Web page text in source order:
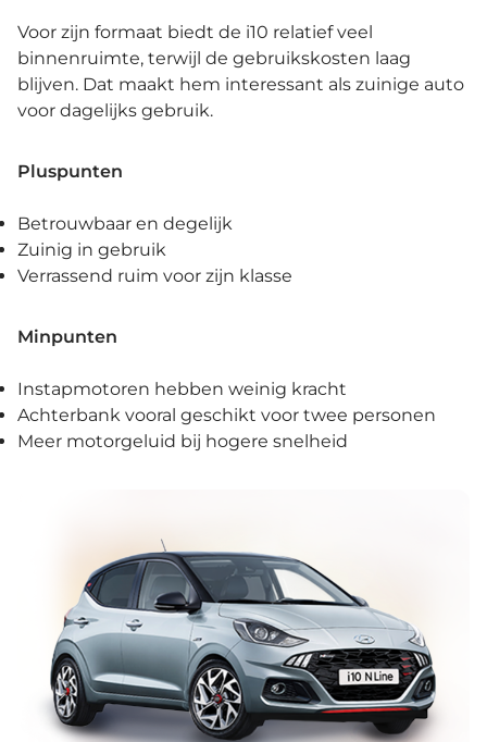
Voor zijn formaat biedt de i10 relatief veel
binnenruimte, terwijl de gebruikskosten laag
blijven. Dat maakt hem interessant als zuinige auto
voor dagelijks gebruik.
Pluspunten
Betrouwbaar en degelijk
Zuinig in gebruik
Verrassend ruim voor zijn klasse
Minpunten
Instapmotoren hebben weinig kracht
Achterbank vooral geschikt voor twee personen
Meer motorgeluid bij hogere snelheid